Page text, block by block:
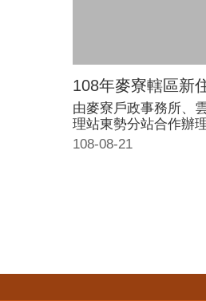
108年麥寮轄區新
108-08-21
由麥寮戶政事務所、
理站東勢分站合作辦
機車考照輔導班計畫